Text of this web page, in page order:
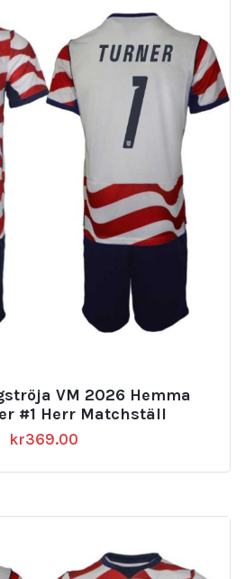
VM 2026 Hemma
#1 Herr Matchställ
kr369.00